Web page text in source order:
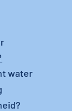
water